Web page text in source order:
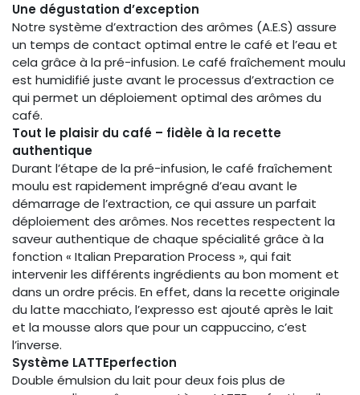
Une dégustation d’exception
Notre système d’extraction des arômes (A.E.S) assure
un temps de contact optimal entre le café et l’eau et
cela grâce à la pré-infusion. Le café fraîchement moulu
est humidifié juste avant le processus d’extraction ce
qui permet un déploiement optimal des arômes du
café.
Tout le plaisir du café – fidèle à la recette
authentique
Durant l’étape de la pré-infusion, le café fraîchement
moulu est rapidement imprégné d’eau avant le
démarrage de l’extraction, ce qui assure un parfait
déploiement des arômes. Nos recettes respectent la
saveur authentique de chaque spécialité grâce à la
fonction « Italian Preparation Process », qui fait
intervenir les différents ingrédients au bon moment et
dans un ordre précis. En effet, dans la recette originale
du latte macchiato, l’expresso est ajouté après le lait
et la mousse alors que pour un cappuccino, c’est
l’inverse.
Système LATTEperfection
Double émulsion du lait pour deux fois plus de